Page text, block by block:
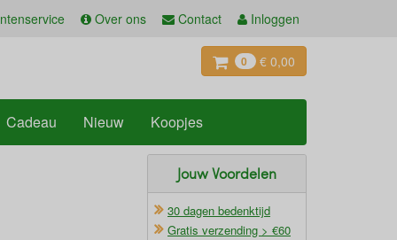
Over ons Contact Inloggen
0 € 0,00
Cadeau Nieuw Koopjes
Jouw Voordelen
30 dagen bedenktijd
Gratis verzending > €60